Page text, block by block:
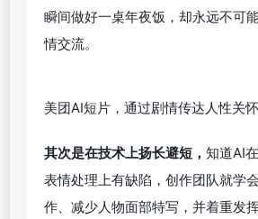
队，早已学会利用AI带来的冲突感
“人性”一面。像多芬，一边承诺永不
教用户如何正确使用AI、摆脱AI焦虑
但剧情主题却是想告诉人们AI虽可
瞬间做好一桌年夜饭，却永远不可
情交流。